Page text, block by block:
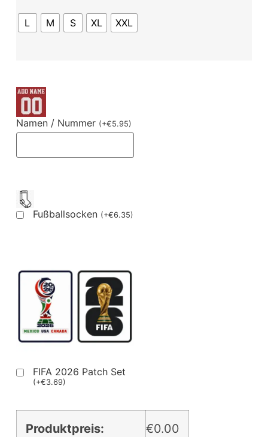
L M S XL XXL
Namen / Nummer (+€5.95)
Fußballsocken (+€6.35)
FIFA 2026 Patch Set
(+€3.69)
Produktpreis: €0.00